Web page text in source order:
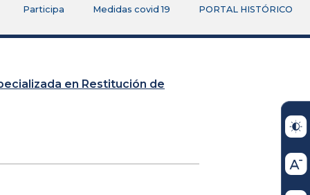
Participa Medidas covid 19 PORTAL HISTÓRICO
en Restitución de